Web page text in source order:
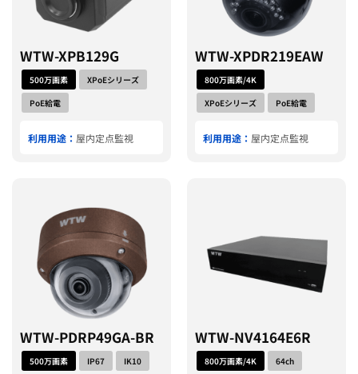
WTW-XPB129G
500万画素
XPoEシリーズ
PoE給電
利用用途： 屋内定点監視
WTW-XPDR219EAW
800万画素/4K
XPoEシリーズ
PoE給電
利用用途： 屋内定点監視
WTW-PDRP49GA-BR
500万画素 IP67 IK10
WTW-NV4164E6R
800万画素/4K 64ch